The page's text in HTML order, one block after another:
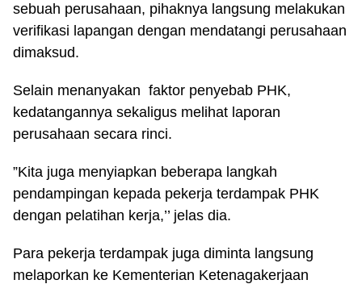
sebuah perusahaan, pihaknya langsung melakukan
verifikasi lapangan dengan mendatangi perusahaan
dimaksud.
Selain menanyakan faktor penyebab PHK,
kedatangannya sekaligus melihat laporan
perusahaan secara rinci.
”Kita juga menyiapkan beberapa langkah
pendampingan kepada pekerja terdampak PHK
dengan pelatihan kerja,’’ jelas dia.
Para pekerja terdampak juga diminta langsung
melaporkan ke Kementerian Ketenagakerjaan